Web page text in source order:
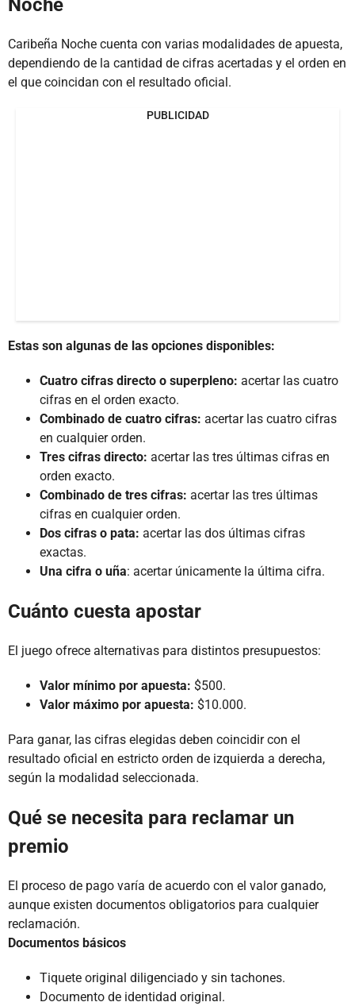
Noche
Caribeña Noche cuenta con varias modalidades de apuesta,
dependiendo de la cantidad de cifras acertadas y el orden en
el que coincidan con el resultado oficial.
PUBLICIDAD
Estas son algunas de las opciones disponibles:
Cuatro cifras directo o superpleno: acertar las cuatro
cifras en el orden exacto.
Combinado de cuatro cifras: acertar las cuatro cifras
en cualquier orden.
Tres cifras directo: acertar las tres últimas cifras en
orden exacto.
Combinado de tres cifras: acertar las tres últimas
cifras en cualquier orden.
Dos cifras o pata: acertar las dos últimas cifras
exactas.
Una cifra o uña: acertar únicamente la última cifra.
Cuánto cuesta apostar
El juego ofrece alternativas para distintos presupuestos:
Valor mínimo por apuesta: $500.
Valor máximo por apuesta: $10.000.
Para ganar, las cifras elegidas deben coincidir con el
resultado oficial en estricto orden de izquierda a derecha,
según la modalidad seleccionada.
Qué se necesita para reclamar un
premio
El proceso de pago varía de acuerdo con el valor ganado,
aunque existen documentos obligatorios para cualquier
reclamación.
Documentos básicos
Tiquete original diligenciado y sin tachones.
Documento de identidad original.